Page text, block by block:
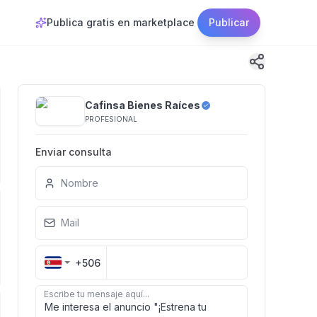
Publica gratis en marketplace Publicar
Cafinsa Bienes Raíces
PROFESIONAL
Enviar consulta
Nombre
Mail
+506
Escribe tu mensaje aquí...